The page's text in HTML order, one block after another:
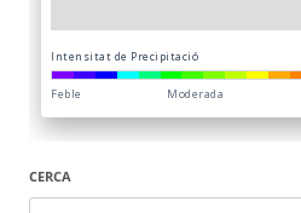
CERCA